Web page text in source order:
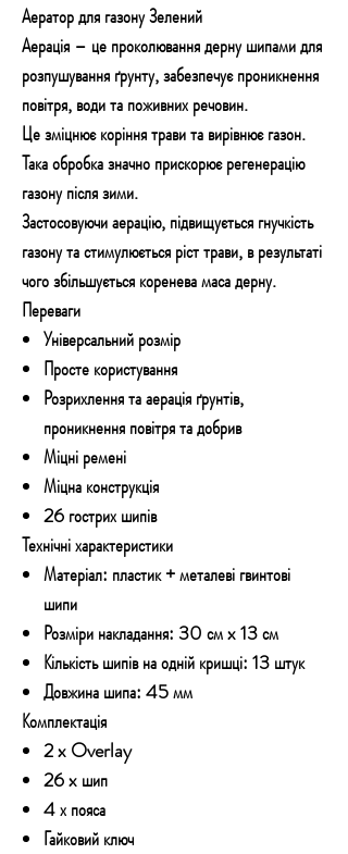
Аератор для газону Зелений
Аерація – це проколювання дерну шипами для
розпушування ґрунту, забезпечує проникнення
повітря, води та поживних речовин.
Це зміцнює коріння трави та вирівнює газон.
Така обробка значно прискорює регенерацію
газону після зими.
Застосовуючи аерацію, підвищується гнучкість
газону та стимулюється ріст трави, в результаті
чого збільшується коренева маса дерну.
Переваги
Універсальний розмір
Просте користування
Розрихлення та аерація ґрунтів,
проникнення повітря та добрив
Міцні ремені
Міцна конструкція
26 гострих шипів
Технічні характеристики
Матеріал: пластик + металеві гвинтові
шипи
Розміри накладання: 30 см x 13 см
Кількість шипів на одній кришці: 13 штук
Довжина шипа: 45 мм
Комплектація
2 x Overlay
26 x шип
4 х пояса
Гайковий ключ